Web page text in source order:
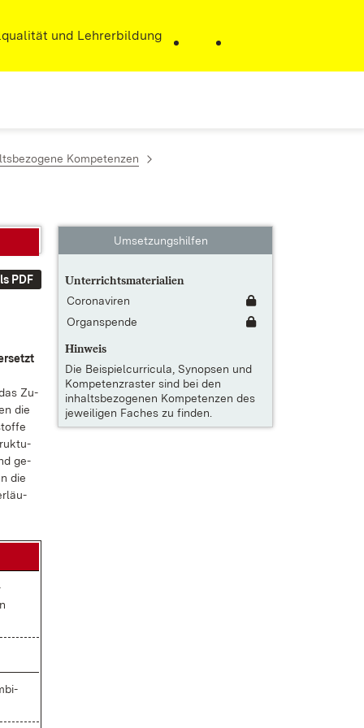
und Lehrerbildung
Kompetenzen
PDF
Zu­
die
ge­
die
Umsetzungshilfen
Unterrichtsmaterialien
Coronaviren
Organspende
Hinweis
Die Beispielcurricula, Synopsen und
Kompetenzraster sind bei den
inhaltsbezogenen Kompetenzen des
jeweiligen Faches zu finden.